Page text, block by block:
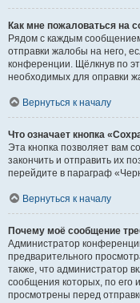
Как мне пожаловаться на
Рядом с каждым
отправки жалобы на него,
конференции. Щёлкнув по
необходимых для оправки
Вернуться к началу
Что означает кнопка
Эта кнопка позволяет вам
закончить и отправить их
перейдите в параграф
Вернуться к началу
Почему моё сообщение
Администратор
предварительного
также, что администратор
сообщения которых, по его
просмотрены перед